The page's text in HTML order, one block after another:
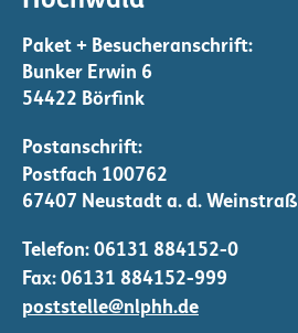
r
u
n
g
d
e
r
e
i
t
Bunker Erwin 6
54422 Börfink
Telefon: 06131 884152-0
Fax: 06131 884152-999
poststelle@nlphh.de